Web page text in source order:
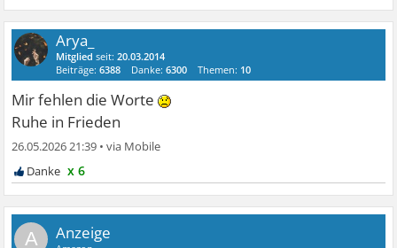
Arya_
Mitglied seit:20.03.2014
Beiträge:6388 Danke:6300 Themen: 10
Mir fehlen die Worte
Ruhe in Frieden
26.05.2026 21:39 •
x 6
A